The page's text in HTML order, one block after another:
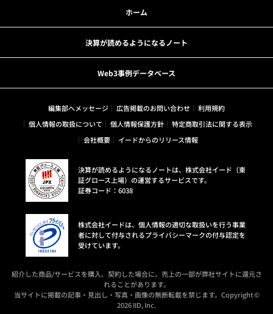
ホーム
決算が読めるようになるノート
Web3事例データベース
編集部へメッセージ 広告掲載のお問い合わせ
利用規約
個人情報の取扱について
個人情報保護方針
特定商取引法に関する表示
会社概要
イードからのリリース情報
決算が読めるようになるノートは、株式会社イード（東
証グロース上場）の運営するサービスです。
証券コード：6038
株式会社イードは、個人情報の適切な取扱いを行う事業
者に対して付与されるプライバシーマークの付与認定を
受けています。
紹介した商品/サービスを購入、契約した場合に、売上の一部が弊社サイトに還元さ
れることがあります。
当サイトに掲載の記事・見出し・写真・画像の無断転載を禁じます。Copyright ©
2026 IID, Inc.